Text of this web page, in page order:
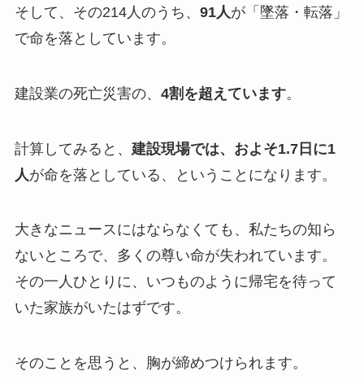
そして、その214人のうち、 91人 が「墜落・転落」
で命を落としています。
建設業の死亡災害の、 4割を超えています。
計算してみると、 建設現場では、およそ1.7日に1
人 が命を落としている、ということになります。
大きなニュースにはならなくても、私たちの知ら
ないところで、多くの尊い命が失われています。
その一人ひとりに、いつものように帰宅を待って
いた家族がいたはずです。
そのことを思うと、胸が締めつけられます。